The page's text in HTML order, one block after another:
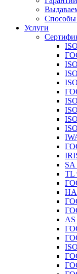
Способы
Услуги
SA
TL
AS